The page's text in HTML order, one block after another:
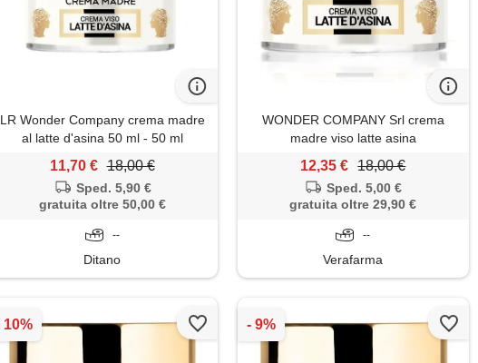
LR Wonder Company crema madre
al latte d'asina 50 ml - 50 ml
11,70 € 18,00 €
Sped. 5,90 €
gratuita oltre 50,00 €
--
Ditano
WONDER COMPANY Srl crema
madre viso latte asina
12,35 € 18,00 €
Sped. 5,00 €
gratuita oltre 29,90 €
--
Verafarma